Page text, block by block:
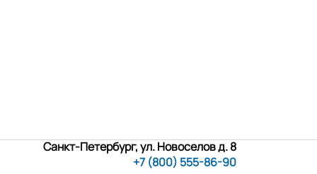
Санкт-Петербург, ул. Новоселов д. 8
+7 (800) 555-86-90